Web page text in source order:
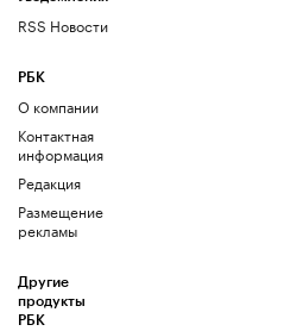
RSS Новости
РБК
О компании
Контактная
информация
Редакция
Размещение
рекламы
Другие
продукты
РБК